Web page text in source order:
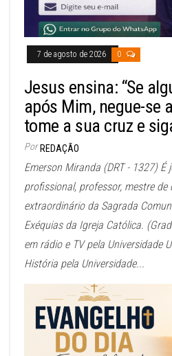
7 de agosto de 2026 0
Jesus ensina: “Se
após Mim, negue-se
tome a sua cruz e
Por REDAÇÃO
Emerson Miranda (DRT - 1327)
profissional, professor, mestre de
extraordinário da Sagrada
Exéquias da Igreja Católica.
em rádio e TV pela Universidade
História pela Universidade...